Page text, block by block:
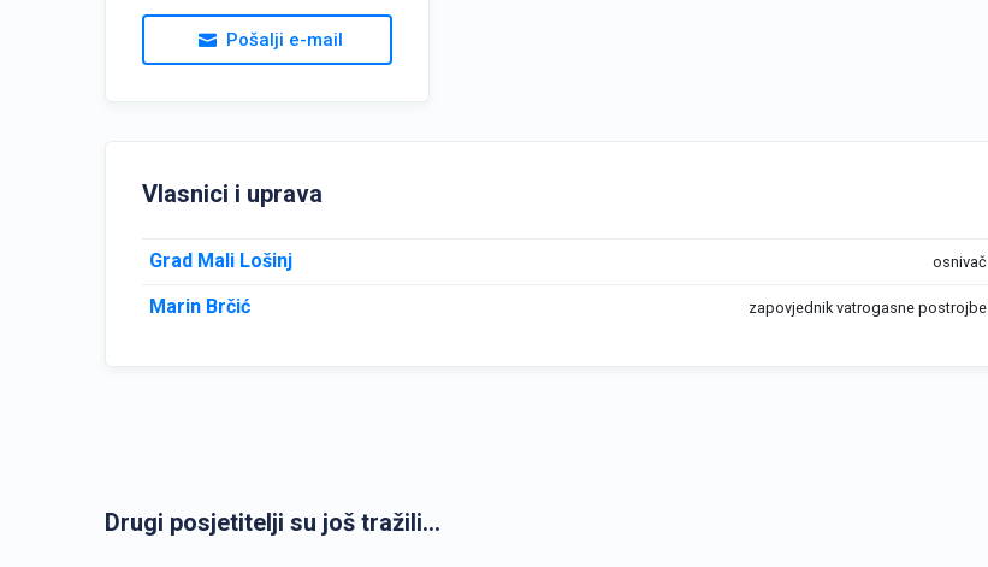
Pošalji e-mail
Vlasnici i uprava
Grad Mali Lošinj osnivač
Marin Brčić zapovjednik vatrogasne postrojbe
Drugi posjetitelji su još tražili...